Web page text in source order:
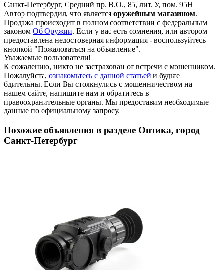
Санкт-Петербург, Средний пр. В.О., 85, лит. У, пом. 95Н
Автор подтвердил, что является оружейным магазином.
Продажа происходит в полном соответствии с федеральным
законом Об Оружии. Если у вас есть сомнения, или автором
предоставлена недостоверная информация - воспользуйтесь
кнопкой "Пожаловаться на объявление".
Уважаемые пользователи!
К сожалению, никто не застрахован от встречи с мошенником.
Пожалуйста, ознакомьтесь с данной статьей и будьте
бдительны. Если Вы столкнулись с мошенничеством на
нашем сайте, напишите нам и обратитесь в
правоохранительные органы. Мы предоставим необходимые
данные по официальному запросу.
Похожие объявления в разделе Оптика, город
Санкт-Петербург